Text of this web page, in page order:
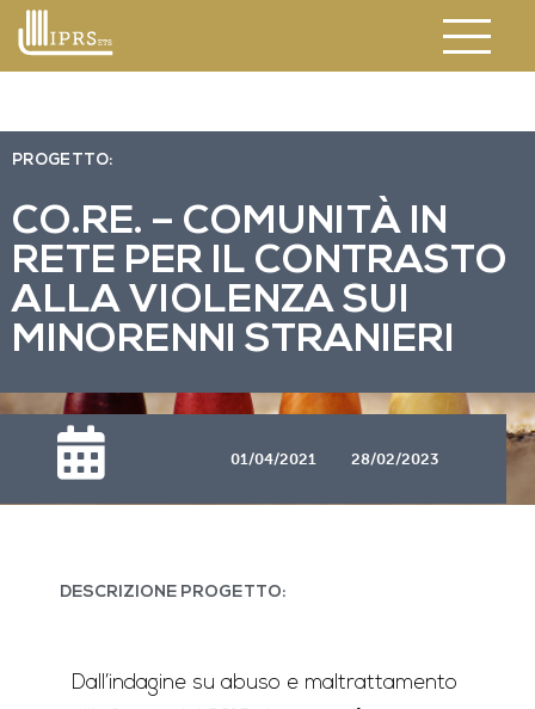
PROGETTO:
CO.RE. – COMUNITÀ IN
RETE PER IL CONTRASTO
ALLA VIOLENZA SUI
MINORENNI STRANIERI
01/04/2021 28/02/2023
DESCRIZIONE PROGETTO:
Dall’indagine su abuso e maltrattamento